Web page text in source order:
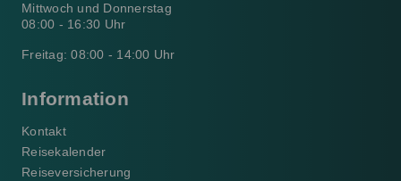
Mittwoch und Donnerstag
08:00 - 16:30 Uhr
Freitag: 08:00 - 14:00 Uhr
Information
Kontakt
Reisekalender
Reiseversicherung